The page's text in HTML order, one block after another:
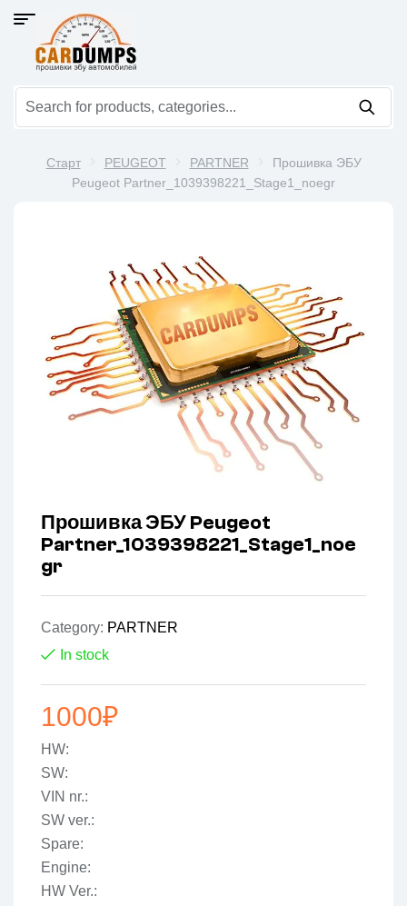
Старт PEUGEOT PARTNER
Прошивка ЭБУ
Peugeot Partner_1039398221_Stage1_noegr
Прошивка ЭБУ Peugeot
Partner_1039398221_Stage1_noe
gr
Category: PARTNER
In stock
1000₽
HW:
SW:
VIN nr.:
SW ver.:
Spare:
Engine:
HW Ver.: